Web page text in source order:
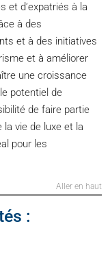
et d’expatriés à la
à des
et à des initiatives
et à améliorer
une croissance
potentiel de
de faire partie
la vie de luxe et la
pour les
Aller en haut
: